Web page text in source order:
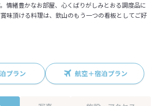
情緒豊かなお部屋、心くばりがしみとおる調度品に
味頂ける料理は、欽山のもう一つの看板としてご好
プラン 航空＋宿泊プラン